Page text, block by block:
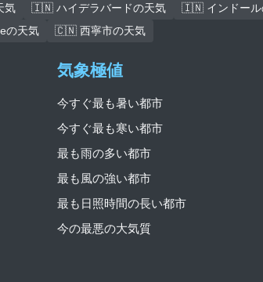
気 🇮🇳 ハイデラバードの天気
🇮🇳 インドール
の天気 🇨🇳 西寧市の天気
気象極値
今すぐ最も暑い都市
今すぐ最も寒い都市
最も雨の多い都市
最も風の強い都市
最も日照時間の長い都市
今の最悪の大気質